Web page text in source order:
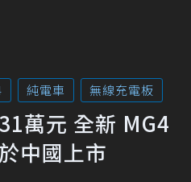
純電車 無線充電板
萬元 全新 MG4
中國上市